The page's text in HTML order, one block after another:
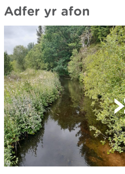
Adfer yr afon